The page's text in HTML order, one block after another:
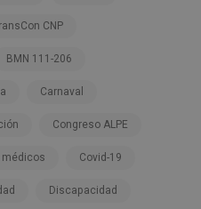
CNP
BMN 111-206
Carnaval
Congreso ALPE
médicos Covid-19
Discapacidad